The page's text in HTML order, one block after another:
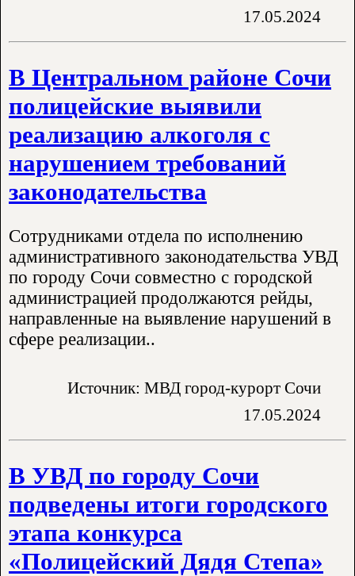
17.05.2024
В Центральном районе Сочи
полицейские выявили
реализацию алкоголя с
нарушением требований
законодательства
Сотрудниками отдела по исполнению
административного законодательства УВД
по городу Сочи совместно с городской
администрацией продолжаются рейды,
направленные на выявление нарушений в
сфере реализации..
Источник: МВД город-курорт Сочи
17.05.2024
В УВД по городу Сочи
подведены итоги городского
этапа конкурса
«Полицейский Дядя Степа»